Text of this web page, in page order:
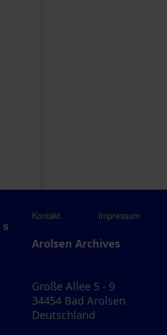
Kontakt Impressum
Arolsen Archives
Große Allee 5 - 9
34454 Bad Arolsen
Deutschland